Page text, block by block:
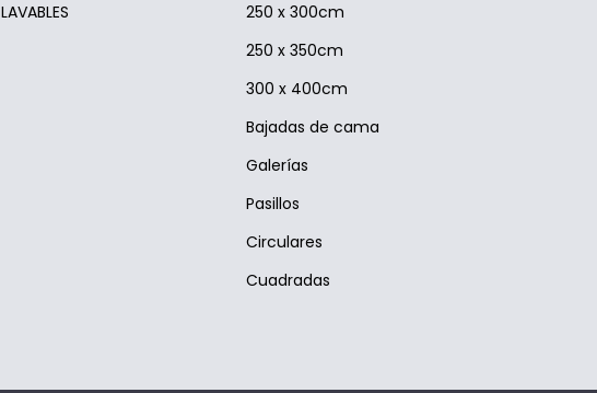
LAVABLES
250 x 300cm
250 x 350cm
300 x 400cm
Bajadas de cama
Galerías
Pasillos
Circulares
Cuadradas